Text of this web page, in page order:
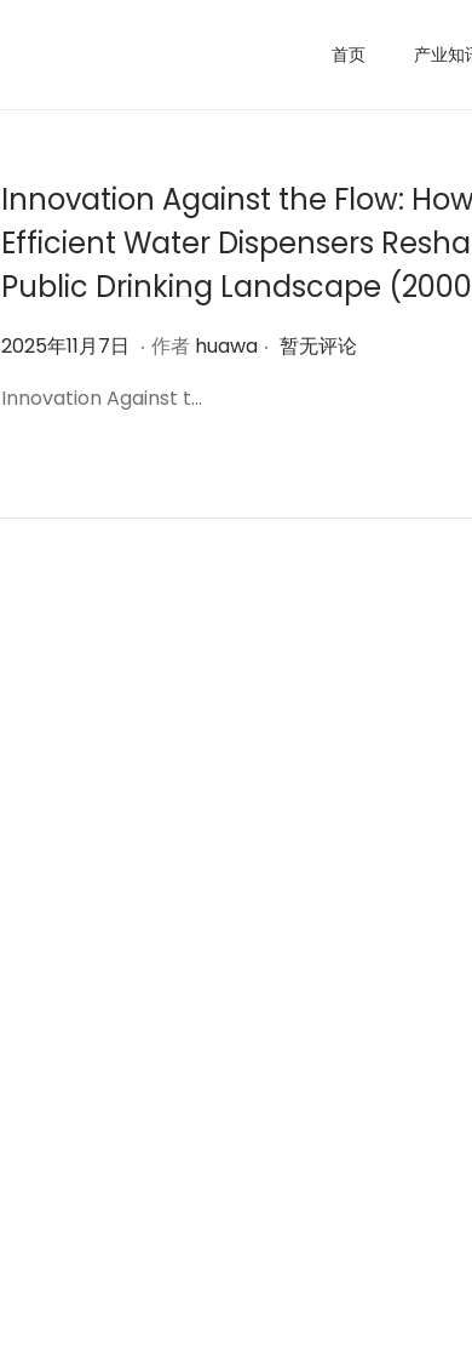
首页 产业知
Innovation Against the Flow:
Efficient Water Dispensers
Public Drinking Landscape
作
2025年11月7日 2
2
. 作者 huawa . 暂无评论
Innovation Against t…